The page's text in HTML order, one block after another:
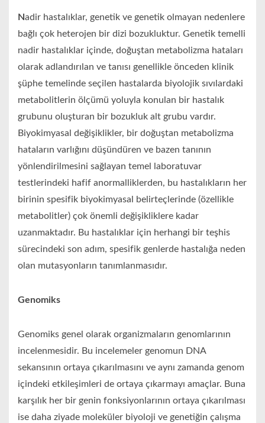
Nadir hastalıklar, genetik ve genetik olmayan nedenlere
bağlı çok heterojen bir dizi bozukluktur. Genetik temelli
nadir hastalıklar içinde, doğuştan metabolizma hataları
olarak adlandırılan ve tanısı genellikle önceden klinik
şüphe temelinde seçilen hastalarda biyolojik sıvılardaki
metabolitlerin ölçümü yoluyla konulan bir hastalık
grubunu oluşturan bir bozukluk alt grubu vardır.
Biyokimyasal değişiklikler, bir doğuştan metabolizma
hataların varlığını düşündüren ve bazen tanının
yönlendirilmesini sağlayan temel laboratuvar
testlerindeki hafif anormalliklerden, bu hastalıkların her
birinin spesifik biyokimyasal belirteçlerinde (özellikle
metabolitler) çok önemli değişikliklere kadar
uzanmaktadır. Bu hastalıklar için herhangi bir teşhis
sürecindeki son adım, spesifik genlerde hastalığa neden
olan mutasyonların tanımlanmasıdır.
Genomiks
Genomiks genel olarak organizmaların genomlarının
incelenmesidir. Bu incelemeler genomun DNA
sekansının ortaya çıkarılmasını ve aynı zamanda genom
içindeki etkileşimleri de ortaya çıkarmayı amaçlar. Buna
karşılık her bir genin fonksiyonlarının ortaya çıkarılması
ise daha ziyade moleküler biyoloji ve genetiğin çalışma